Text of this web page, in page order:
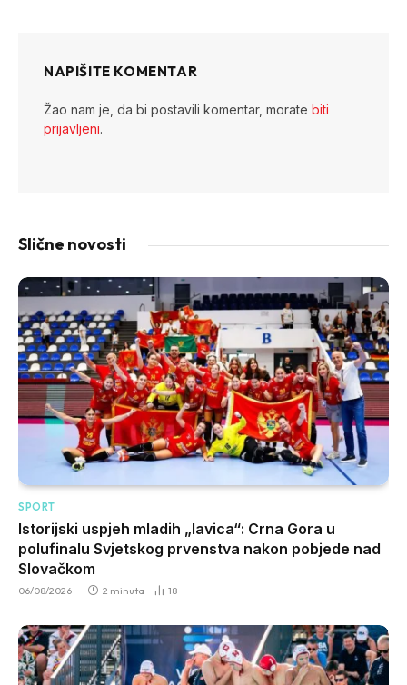
NAPIŠITE KOMENTAR
Žao nam je, da bi postavili komentar, morate biti
prijavljeni.
Slične novosti
SPORT
Istorijski uspjeh mladih „lavica“: Crna Gora u
polufinalu Svjetskog prvenstva nakon pobjede nad
Slovačkom
06/08/2026 2 minuta 18